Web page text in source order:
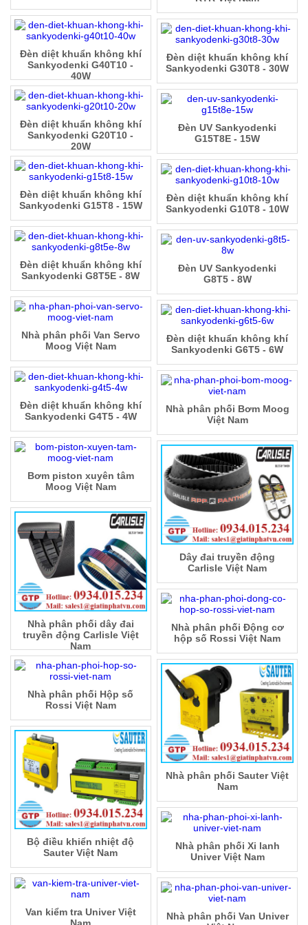
Đèn diệt khuẩn không khí
Sankyodenki G40T10 -
40W
Đèn diệt khuẩn không khí
Sankyodenki G30T8 - 30W
Đèn diệt khuẩn không khí
Sankyodenki G20T10 -
20W
Đèn UV Sankyodenki
G15T8E - 15W
Đèn diệt khuẩn không khí
Sankyodenki G15T8 - 15W
Đèn diệt khuẩn không khí
Sankyodenki G10T8 - 10W
Đèn diệt khuẩn không khí
Sankyodenki G8T5E - 8W
Đèn UV Sankyodenki
G8T5 - 8W
Nhà phân phối Van Servo
Moog Việt Nam
Đèn diệt khuẩn không khí
Sankyodenki G6T5 - 6W
Đèn diệt khuẩn không khí
Sankyodenki G4T5 - 4W
Nhà phân phối Bơm Moog
Việt Nam
Bơm piston xuyên tâm
Moog Việt Nam
Dây đai truyền động
Carlisle Việt Nam
Nhà phân phối dây đai
truyền động Carlisle Việt
Nam
Nhà phân phối Động cơ
hộp số Rossi Việt Nam
Nhà phân phối Hộp số
Rossi Việt Nam
Nhà phân phối Sauter Việt
Nam
Bộ điều khiển nhiệt độ
Sauter Việt Nam
Nhà phân phối Xi lanh
Univer Việt Nam
Van kiểm tra Univer Việt
Nhà phân phối Van Univer